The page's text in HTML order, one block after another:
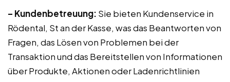
– Kundenbetreuung: Sie bieten Kundenservice in
Rödental, St an der Kasse, was das Beantworten von
Fragen, das Lösen von Problemen bei der
Transaktion und das Bereitstellen von Informationen
über Produkte, Aktionen oder Ladenrichtlinien